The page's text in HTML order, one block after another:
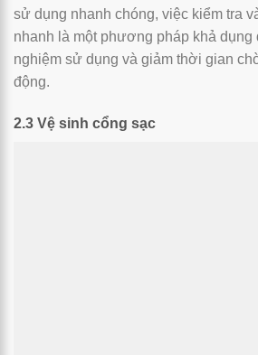
sử dụng nhanh chóng, việc kiểm tra
nhanh là một phương pháp khả dụng
nghiệm sử dụng và giảm thời gian
động.
2.3 Vệ sinh cổng sạc